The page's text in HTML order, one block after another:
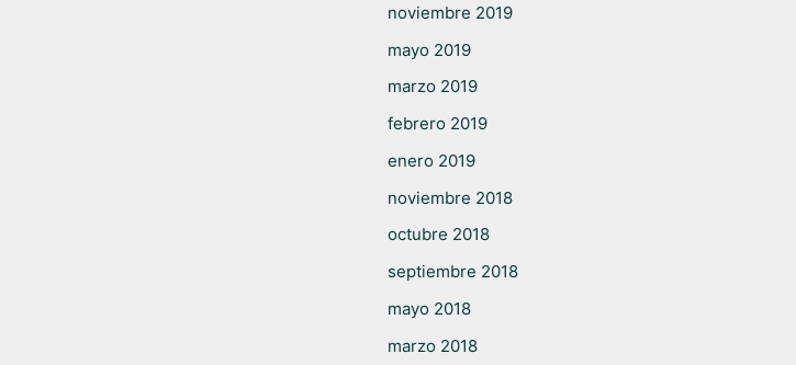
noviembre 2019
mayo 2019
marzo 2019
febrero 2019
enero 2019
noviembre 2018
octubre 2018
septiembre 2018
mayo 2018
marzo 2018